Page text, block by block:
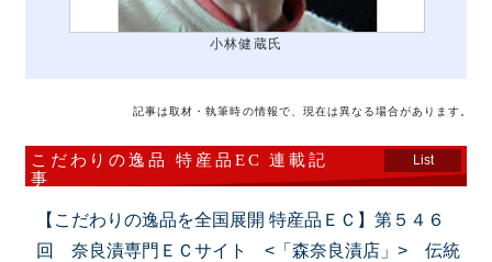
小林健蔵氏
記事は取材・執筆時の情報で、現在は異なる場合があります。
こだわりの逸品 特産品EC 連載記
事
List
【こだわりの逸品を全国展開 特産品ＥＣ】第５４６
回 奈良漬専門ＥＣサイト <「森奈良漬店」> 伝統